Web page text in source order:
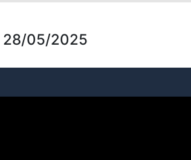
28/05/2025